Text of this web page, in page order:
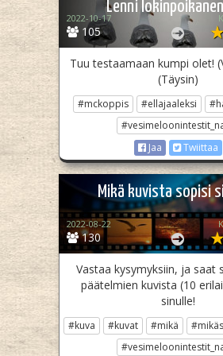
Lenni
105
2022-10-17
Tuu testaamaan kumpi olet!
(Täysin)
#mckoppis #ellajaaleksi
Jaa
Twiittaa
Mikä kuvista sopisi
130
2022-08-22
Vastaa kysymyksiin, ja saat
päätelmien kuvista (10
sinulle!
#kuva #kuvat #mikä